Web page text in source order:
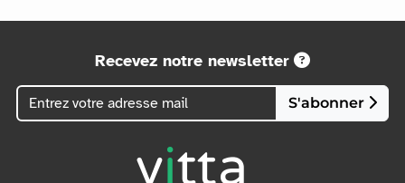
Recevez notre newsletter
S'abonner